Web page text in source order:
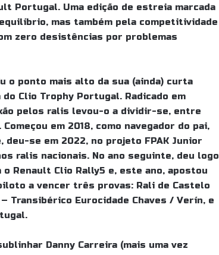
Portugal. Uma edição de estreia marcada
mas também pela competitividade
zero desistências por problemas
o ponto mais alto da sua (ainda) curta
Clio Trophy Portugal. Radicado em
pelos ralis levou-o a dividir-se, entre
em 2018, como navegador do pai,
se em 2022, no projeto FPAK Junior
ralis nacionais. No ano seguinte, deu logo
Renault Clio Rally5 e, este ano, apostou
a vencer três provas: Rali de Castelo
Transibérico Eurocidade Chaves / Verín, e
Danny Carreira (mais uma vez